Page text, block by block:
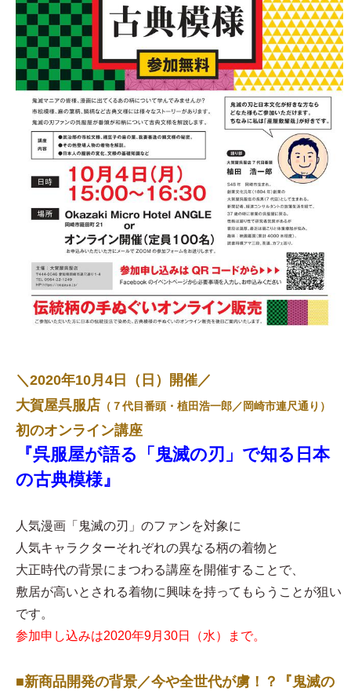
＼2020年10月4日（日）開催／
大賀屋呉服店 （７代目番頭・植田浩一郎／岡崎市連尺通り）
初のオンライン講座
『呉服屋が語る「鬼滅の刃」で知る日本
の古典模様』
人気漫画「鬼滅の刃」のファンを対象に
人気キャラクターそれぞれの異なる柄の着物と
大正時代の背景にまつわる講座を開催することで、
敷居が高いとされる着物に興味を持ってもらうことが狙い
です。
参加申し込みは2020年9月30日（水）まで。
■新商品開発の背景／今や全世代が虜！？『鬼滅の